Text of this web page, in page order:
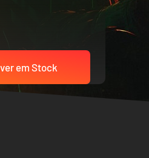
em Stock